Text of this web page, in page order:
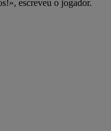
escreveu o jogador.